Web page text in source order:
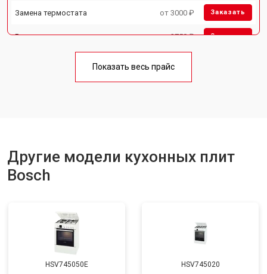
Замена термостата от 3000 ₽ Заказать
Ремонт электропроводки от 2750 ₽ Заказать
Ремонт чугунной конфорки от 2600 ₽
Показать весь прайс
Другие модели кухонных плит
Bosch
HSV745050E HSV745020